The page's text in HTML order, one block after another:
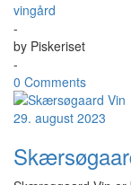
vingård
-
by Piskeriset
-
0 Comments
29. august 2023